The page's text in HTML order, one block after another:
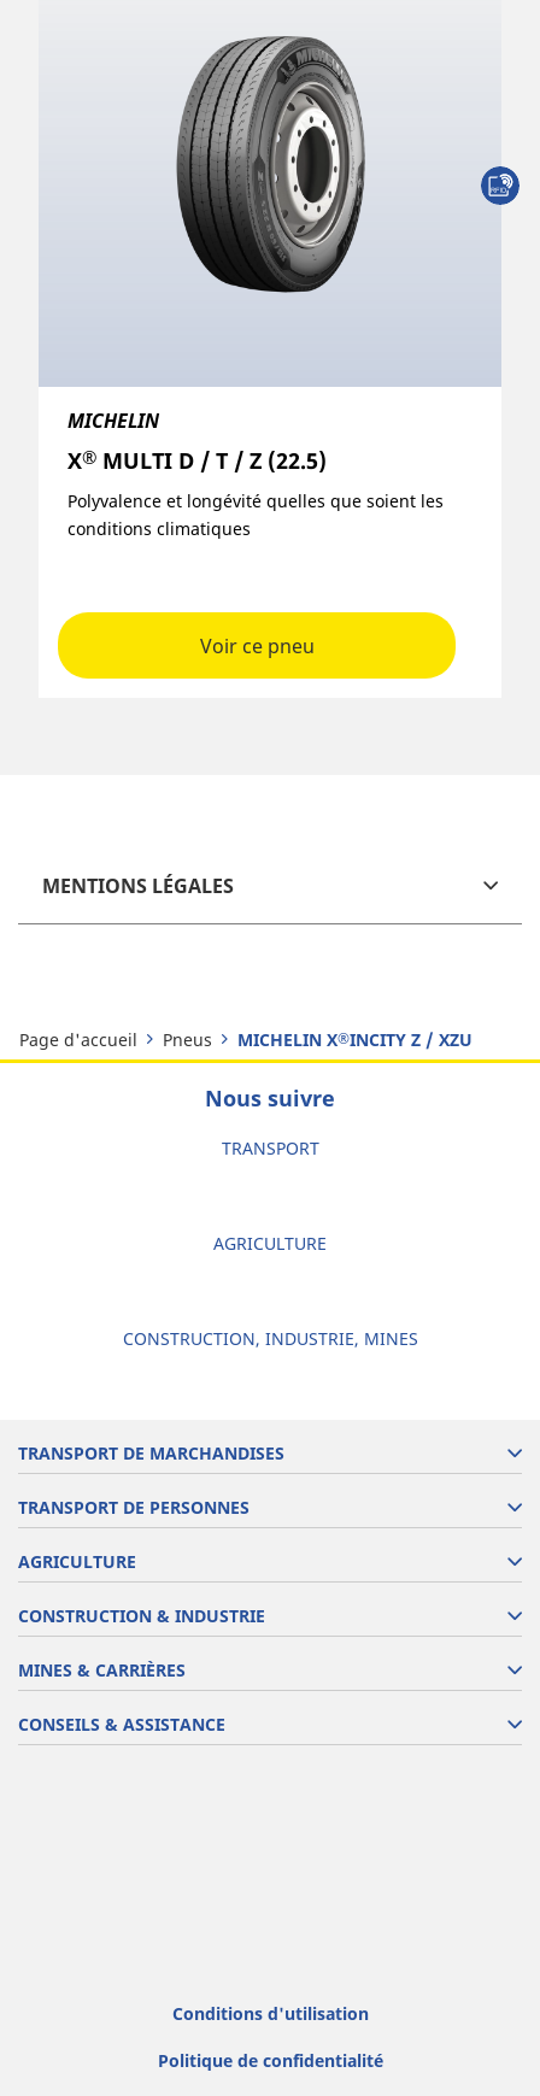
MICHELIN
X® MULTI D / T / Z (22.5)
Polyvalence et longévité quelles que soient les
conditions climatiques
Voir ce pneu
MENTIONS LÉGALES
Page d'accueil Pneus MICHELIN X®INCITY Z / XZU
Nous suivre
TRANSPORT
AGRICULTURE
CONSTRUCTION, INDUSTRIE, MINES
TRANSPORT DE MARCHANDISES
TRANSPORT DE PERSONNES
AGRICULTURE
CONSTRUCTION & INDUSTRIE
MINES & CARRIÈRES
CONSEILS & ASSISTANCE
Conditions d'utilisation
Politique de confidentialité